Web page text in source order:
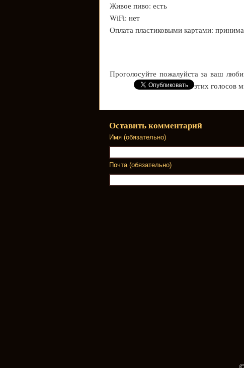
Живое пиво: есть
WiFi: нет
Оплата пластиковыми картами:
Проголосуйте пожалуйста за ваш
этих голосов
Оставить комментарий
Имя (обязательно)
Почта (обязательно)